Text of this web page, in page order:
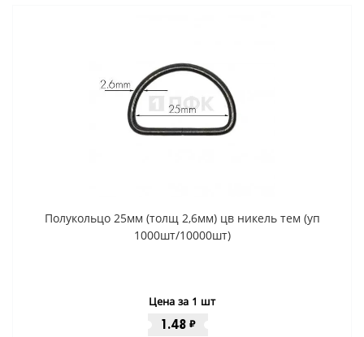
Полукольцо 25мм (толщ 2,6мм) цв никель тем (уп
1000шт/10000шт)
Цена за 1 шт
1.48 ₽